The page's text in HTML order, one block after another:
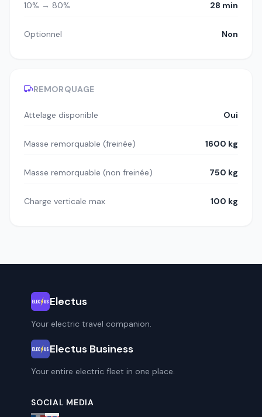
10% → 80% 28 min
Optionnel Non
REMORQUAGE
Attelage disponible Oui
Masse remorquable (freinée) 1600 kg
Masse remorquable (non freinée) 750 kg
Charge verticale max 100 kg
Electus
Your electric travel companion.
Electus Business
Your entire electric fleet in one place.
SOCIAL MEDIA